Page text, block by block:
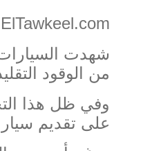
ElTawkeel.com
شهدت السيارات
من الوقود
وفي ظل هذا
على تقديم